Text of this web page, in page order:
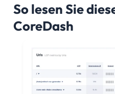
So lesen Sie
CoreDash